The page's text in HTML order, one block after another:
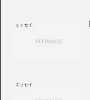
エッセイ
エッセイ